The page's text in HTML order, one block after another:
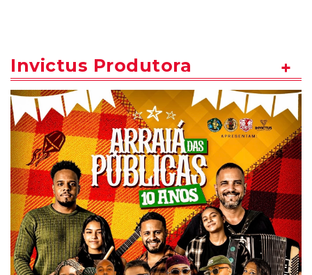
Invictus Produtora